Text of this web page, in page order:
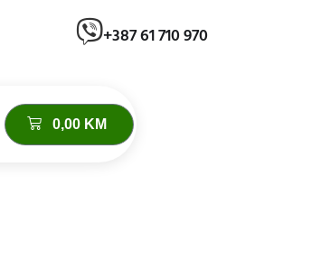
+387 61 710 970
0,00 KM